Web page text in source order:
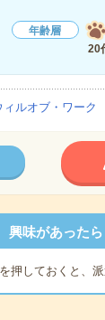
年齢層
20
ィルオブ・ワー
興味があった
押しておくと、